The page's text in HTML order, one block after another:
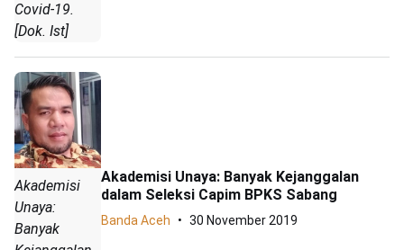
Covid-19.
[Dok. Ist]
Akademisi
Unaya:
Banyak
Akademisi Unaya: Banyak Kejanggalan
dalam Seleksi Capim BPKS Sabang
Banda Aceh 30 November 2019